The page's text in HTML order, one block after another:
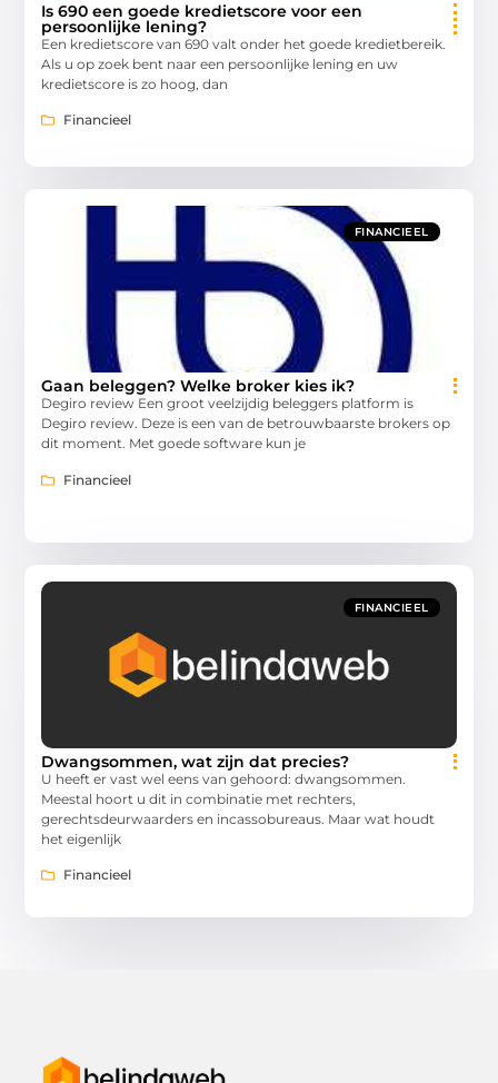
Is 690 een goede kredietscore voor een
persoonlijke lening?
Een kredietscore van 690 valt onder het goede kredietbereik.
Als u op zoek bent naar een persoonlijke lening en uw
kredietscore is zo hoog, dan
Financieel
FINANCIEEL
Gaan beleggen? Welke broker kies ik?
Degiro review Een groot veelzijdig beleggers platform is
Degiro review. Deze is een van de betrouwbaarste brokers op
dit moment. Met goede software kun je
Financieel
FINANCIEEL
Dwangsommen, wat zijn dat precies?
U heeft er vast wel eens van gehoord: dwangsommen.
Meestal hoort u dit in combinatie met rechters,
gerechtsdeurwaarders en incassobureaus. Maar wat houdt
het eigenlijk
Financieel